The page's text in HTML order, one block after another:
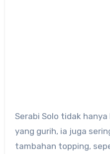
Serabi Solo tidak
yang gurih, ia juga
tambahan topping,